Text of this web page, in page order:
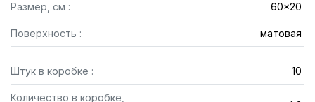
Размер, см : 60x20
Поверхность : матовая
Штук в коробке : 10
Количество в коробке,